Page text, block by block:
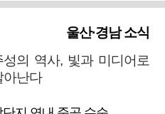
울산·경남 소식
성의 역사, 빛과 미디어로
아난다